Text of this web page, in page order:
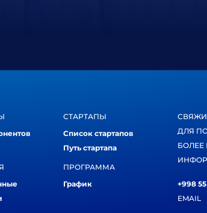
СТАРТАПЫ
Список стартапов
Путь стартапа
ПРОГРАММА
График
ДЛЯ
+998 55
EMAIL